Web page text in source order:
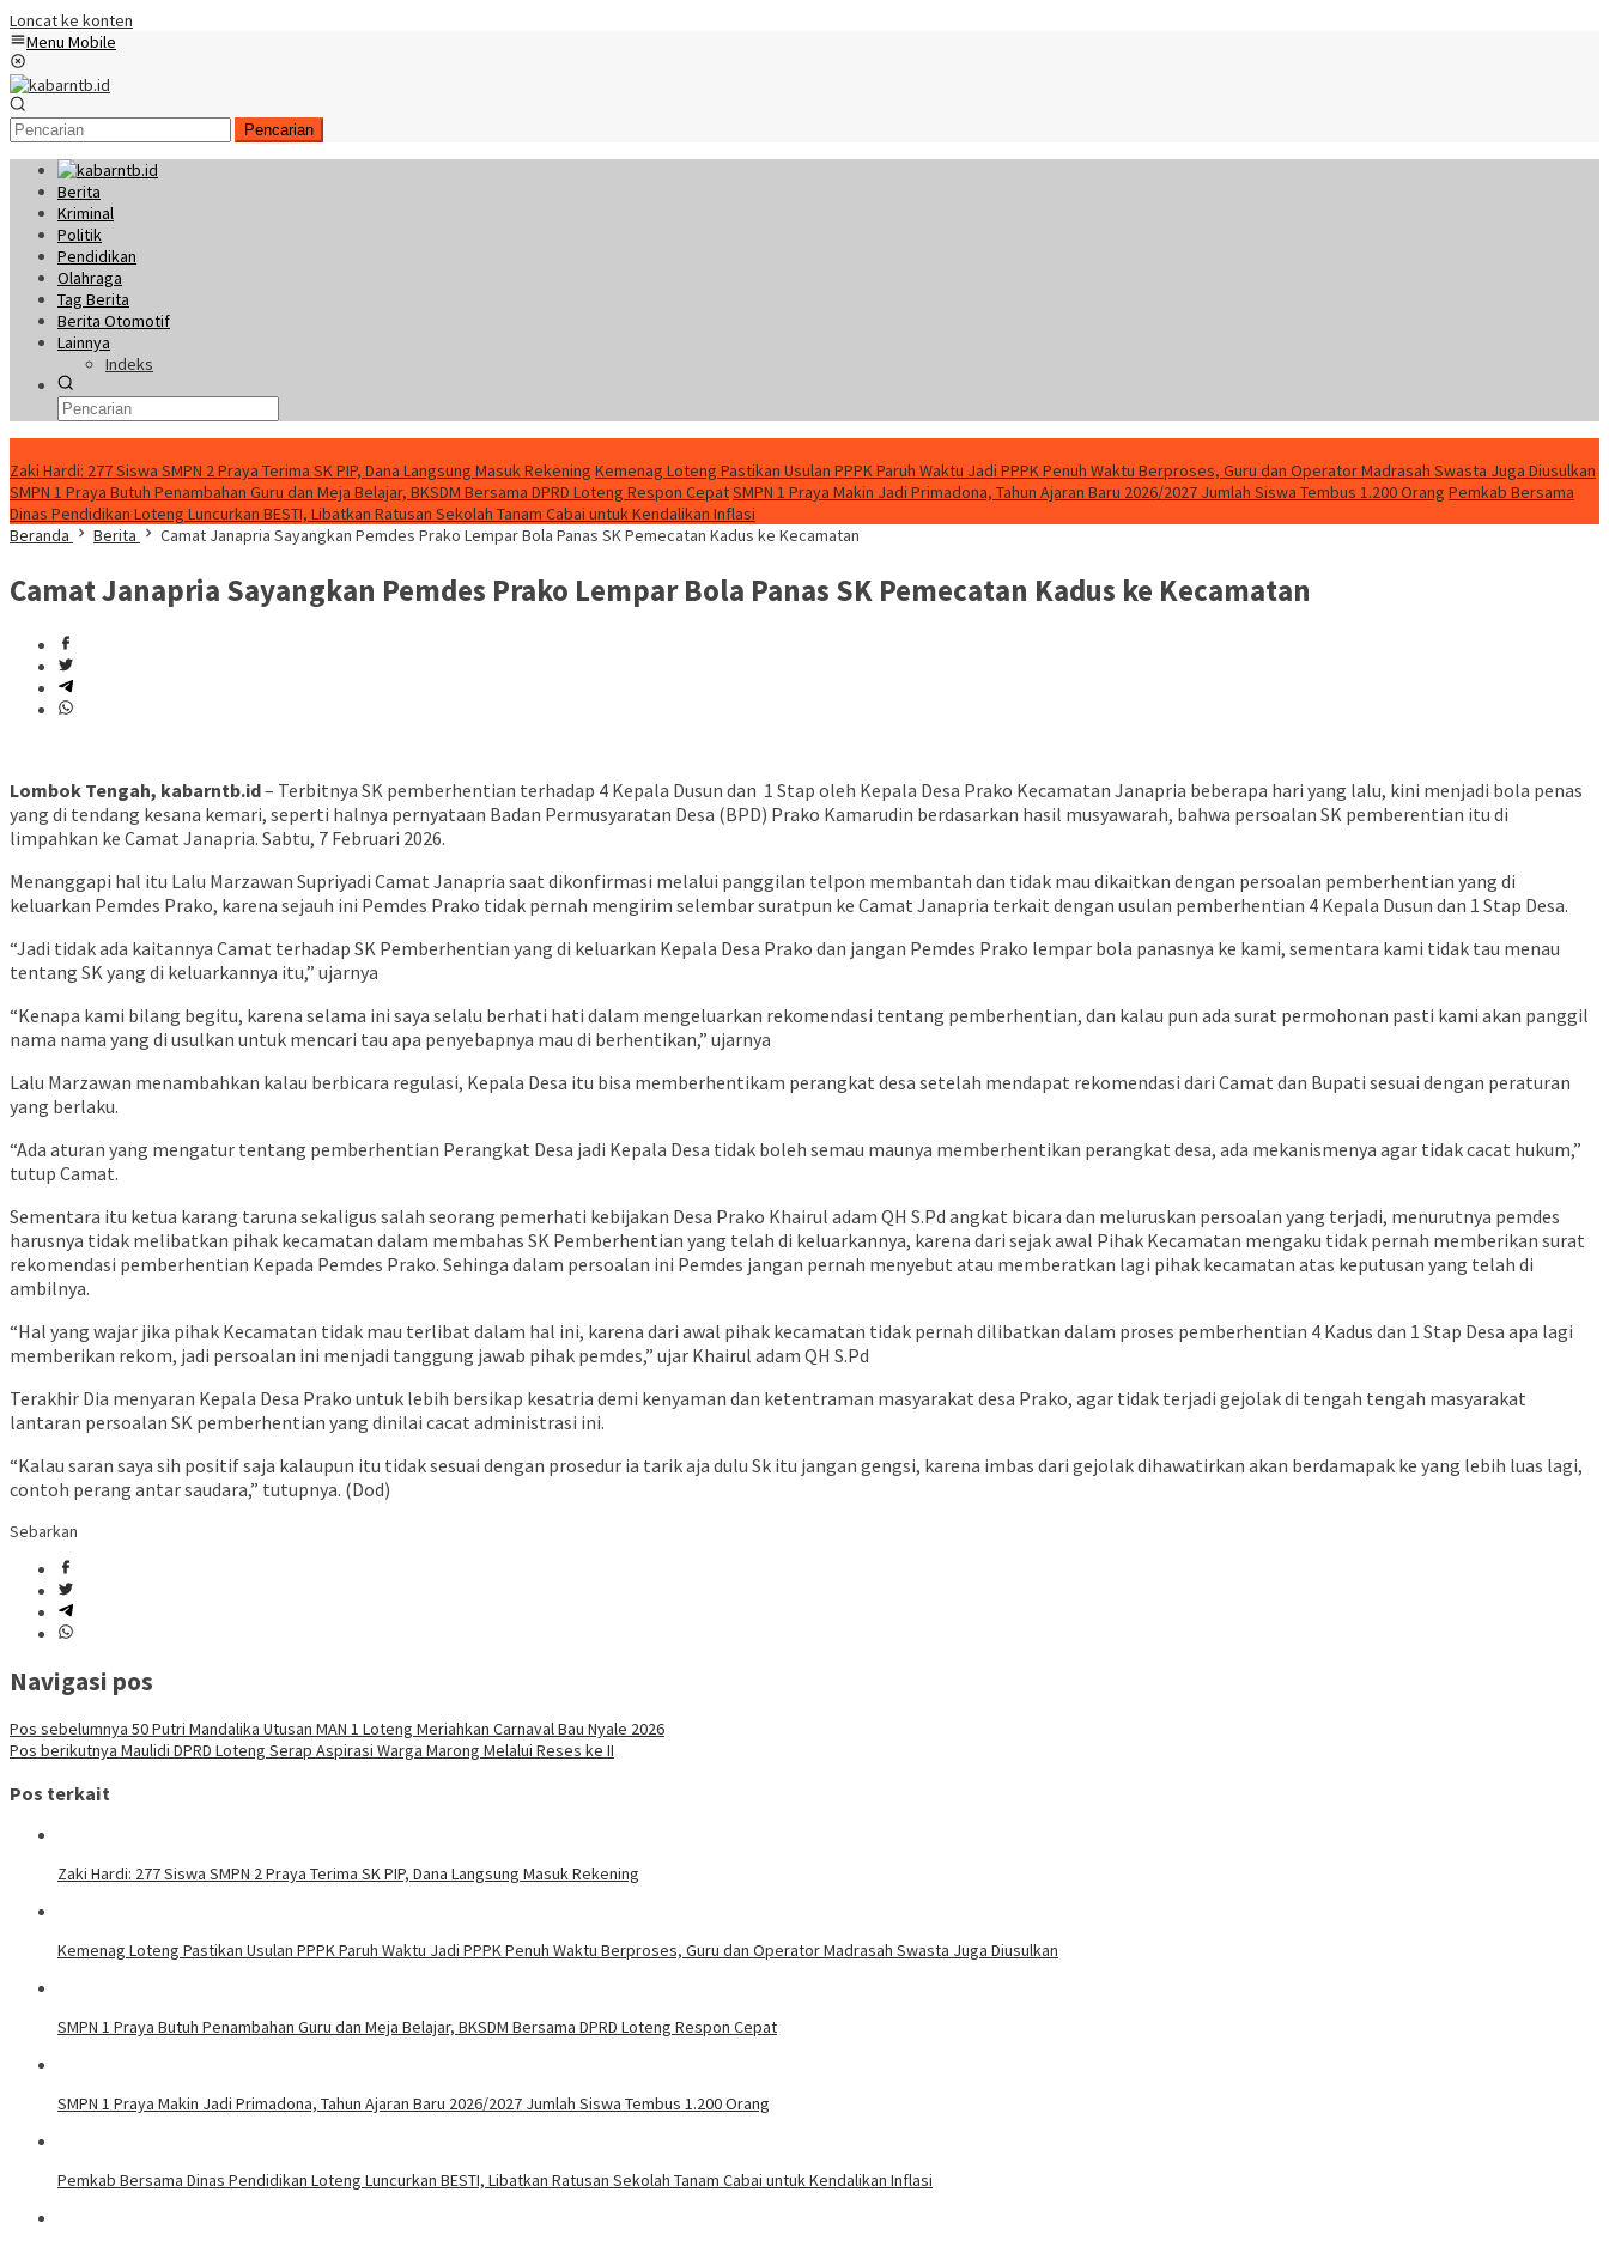
Loncat ke konten
Menu Mobile
Pencarian
Berita
Kriminal
Politik
Pendidikan
Olahraga
Tag Berita
Berita Otomotif
Lainnya
Indeks
Zaki Hardi: 277 Siswa SMPN 2 Praya Terima SK PIP, Dana Langsung Masuk Rekening Kemenag Loteng Pastikan Usulan PPPK Paruh Waktu Jadi PPPK Penuh Waktu Berproses, Guru dan Operator Madrasah Swasta Juga Diusulkan
SMPN 1 Praya Butuh Penambahan Guru dan Meja Belajar, BKSDM Bersama DPRD Loteng Respon CepatSMPN 1 Praya Makin Jadi Primadona, Tahun Ajaran Baru 2026/2027 Jumlah Siswa Tembus 1.200 Orang Pemkab Bersama
Dinas Pendidikan Loteng Luncurkan BESTI, Libatkan Ratusan Sekolah Tanam Cabai untuk Kendalikan Inflasi
Beranda
Berita Camat Janapria Sayangkan Pemdes Prako Lempar Bola Panas SK Pemecatan Kadus ke Kecamatan
Camat Janapria Sayangkan Pemdes Prako Lempar Bola Panas SK Pemecatan Kadus ke Kecamatan
Lombok Tengah, kabarntb.id– Terbitnya SK pemberhentian terhadap 4 Kepala Dusun dan 1 Stap oleh Kepala Desa Prako Kecamatan Janapria beberapa hari yang lalu, kini menjadi bola penas
yang di tendang kesana kemari, seperti halnya pernyataan Badan Permusyaratan Desa (BPD) Prako Kamarudin berdasarkan hasil musyawarah, bahwa persoalan SK pemberentian itu di
limpahkan ke Camat Janapria. Sabtu, 7 Februari 2026.
Menanggapi hal itu Lalu Marzawan Supriyadi Camat Janapria saat dikonfirmasi melalui panggilan telpon membantah dan tidak mau dikaitkan dengan persoalan pemberhentian yang di
keluarkan Pemdes Prako, karena sejauh ini Pemdes Prako tidak pernah mengirim selembar suratpun ke Camat Janapria terkait dengan usulan pemberhentian 4 Kepala Dusun dan 1 Stap Desa.
“Jadi tidak ada kaitannya Camat terhadap SK Pemberhentian yang di keluarkan Kepala Desa Prako dan jangan Pemdes Prako lempar bola panasnya ke kami, sementara kami tidak tau menau
tentang SK yang di keluarkannya itu,” ujarnya
“Kenapa kami bilang begitu, karena selama ini saya selalu berhati hati dalam mengeluarkan rekomendasi tentang pemberhentian, dan kalau pun ada surat permohonan pasti kami akan panggil
nama nama yang di usulkan untuk mencari tau apa penyebapnya mau di berhentikan,” ujarnya
Lalu Marzawan menambahkan kalau berbicara regulasi, Kepala Desa itu bisa memberhentikam perangkat desa setelah mendapat rekomendasi dari Camat dan Bupati sesuai dengan peraturan
yang berlaku.
“Ada aturan yang mengatur tentang pemberhentian Perangkat Desa jadi Kepala Desa tidak boleh semau maunya memberhentikan perangkat desa, ada mekanismenya agar tidak cacat hukum,”
tutup Camat.
Sementara itu ketua karang taruna sekaligus salah seorang pemerhati kebijakan Desa Prako Khairul adam QH S.Pd angkat bicara dan meluruskan persoalan yang terjadi, menurutnya pemdes
harusnya tidak melibatkan pihak kecamatan dalam membahas SK Pemberhentian yang telah di keluarkannya, karena dari sejak awal Pihak Kecamatan mengaku tidak pernah memberikan surat
rekomendasi pemberhentian Kepada Pemdes Prako. Sehinga dalam persoalan ini Pemdes jangan pernah menyebut atau memberatkan lagi pihak kecamatan atas keputusan yang telah di
ambilnya.
“Hal yang wajar jika pihak Kecamatan tidak mau terlibat dalam hal ini, karena dari awal pihak kecamatan tidak pernah dilibatkan dalam proses pemberhentian 4 Kadus dan 1 Stap Desa apa lagi
memberikan rekom, jadi persoalan ini menjadi tanggung jawab pihak pemdes,” ujar Khairul adam QH S.Pd
Terakhir Dia menyaran Kepala Desa Prako untuk lebih bersikap kesatria demi kenyaman dan ketentraman masyarakat desa Prako, agar tidak terjadi gejolak di tengah tengah masyarakat
lantaran persoalan SK pemberhentian yang dinilai cacat administrasi ini.
“Kalau saran saya sih positif saja kalaupun itu tidak sesuai dengan prosedur ia tarik aja dulu Sk itu jangan gengsi, karena imbas dari gejolak dihawatirkan akan berdamapak ke yang lebih luas lagi,
contoh perang antar saudara,” tutupnya. (Dod)
Sebarkan
Navigasi pos
Pos sebelumnya 50 Putri Mandalika Utusan MAN 1 Loteng Meriahkan Carnaval Bau Nyale 2026
Pos berikutnya Maulidi DPRD Loteng Serap Aspirasi Warga Marong Melalui Reses ke II
Pos terkait
Zaki Hardi: 277 Siswa SMPN 2 Praya Terima SK PIP, Dana Langsung Masuk Rekening
Kemenag Loteng Pastikan Usulan PPPK Paruh Waktu Jadi PPPK Penuh Waktu Berproses, Guru dan Operator Madrasah Swasta Juga Diusulkan
SMPN 1 Praya Butuh Penambahan Guru dan Meja Belajar, BKSDM Bersama DPRD Loteng Respon Cepat
SMPN 1 Praya Makin Jadi Primadona, Tahun Ajaran Baru 2026/2027 Jumlah Siswa Tembus 1.200 Orang
Pemkab Bersama Dinas Pendidikan Loteng Luncurkan BESTI, Libatkan Ratusan Sekolah Tanam Cabai untuk Kendalikan Inflasi